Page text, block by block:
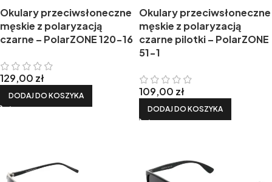
Okulary przeciwsłoneczne
męskie z polaryzacją
czarne – PolarZONE 120-16
129,00 zł
DODAJ DO KOSZYKA
Okulary przeciwsłoneczne
męskie z polaryzacją
czarne pilotki – PolarZONE
51-1
109,00 zł
DODAJ DO KOSZYKA